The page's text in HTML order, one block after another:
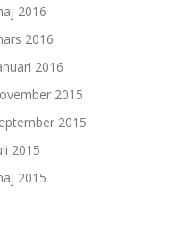
2016
2016
2016
2015
2015
2015
2015